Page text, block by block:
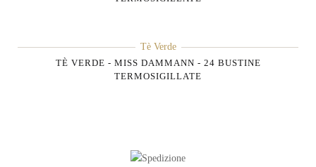
Tè Verde
TÈ VERDE - MISS DAMMANN - 24 BUSTINE
TERMOSIGILLATE